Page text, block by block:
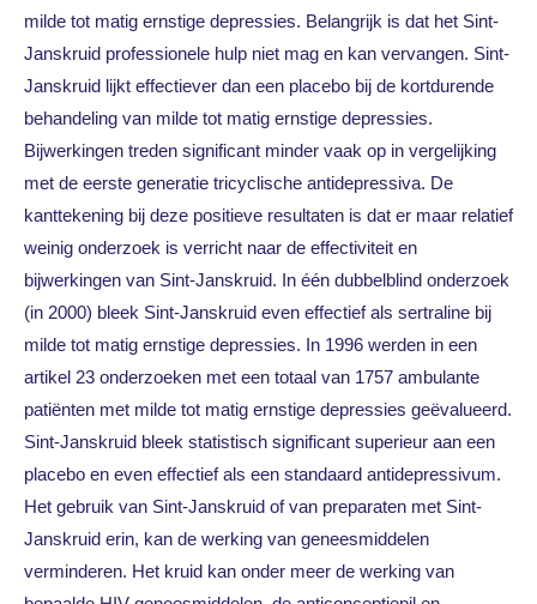
milde tot matig ernstige depressies. Belangrijk is dat het Sint-
Janskruid professionele hulp niet mag en kan vervangen. Sint-
Janskruid lijkt effectiever dan een placebo bij de kortdurende
behandeling van milde tot matig ernstige depressies.
Bijwerkingen treden significant minder vaak op in vergelijking
met de eerste generatie tricyclische antidepressiva. De
kanttekening bij deze positieve resultaten is dat er maar relatief
weinig onderzoek is verricht naar de effectiviteit en
bijwerkingen van Sint-Janskruid. In één dubbelblind onderzoek
(in 2000) bleek Sint-Janskruid even effectief als sertraline bij
milde tot matig ernstige depressies. In 1996 werden in een
artikel 23 onderzoeken met een totaal van 1757 ambulante
patiënten met milde tot matig ernstige depressies geëvalueerd.
Sint-Janskruid bleek statistisch significant superieur aan een
placebo en even effectief als een standaard antidepressivum.
Het gebruik van Sint-Janskruid of van preparaten met Sint-
Janskruid erin, kan de werking van geneesmiddelen
verminderen. Het kruid kan onder meer de werking van